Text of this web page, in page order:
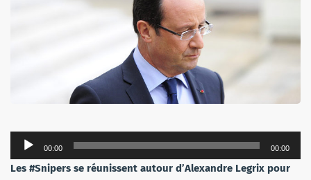
Lecteur
audio
00:00 00:00
Les #Snipers se réunissent autour d’Alexandre Legrix pour